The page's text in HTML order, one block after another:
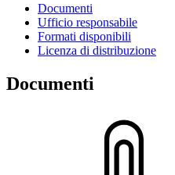
Documenti
Ufficio responsabile
Formati disponibili
Licenza di distribuzione
Documenti